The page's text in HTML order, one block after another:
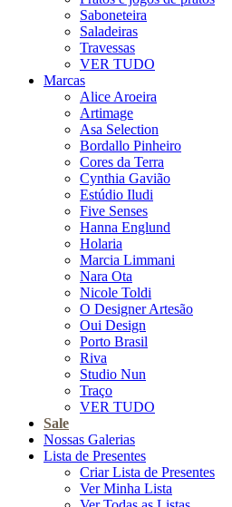
Saboneteira
Saladeiras
Travessas
VER TUDO
Marcas
Alice Aroeira
Artimage
Asa Selection
Bordallo Pinheiro
Cores da Terra
Cynthia Gavião
Estúdio Iludi
Five Senses
Hanna Englund
Holaria
Marcia Limmani
Nara Ota
Nicole Toldi
O Designer Artesão
Oui Design
Porto Brasil
Riva
Studio Nun
Traço
VER TUDO
Sale
Nossas Galerias
Lista de Presentes
Criar Lista de Presentes
Ver Minha Lista